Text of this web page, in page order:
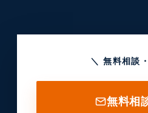
＼ 無料相談
無料相